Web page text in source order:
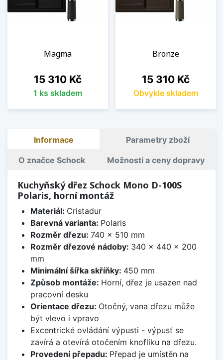
Magma
Cena
15 310 Kč
1 ks skladem
Bronze
Cena
15 310 Kč
Obvykle skladem
Informace Parametry zboží
O značce Schock Možnosti a ceny dopravy
Kuchyňský dřez Schock Mono D-100S
Polaris, horní montáž
Materiál: Cristadur
Barevná varianta: Polaris
Rozměr dřezu: 740 x 510 mm
Rozměr dřezové nádoby: 340 x 440 x 200
mm
Minimální šířka skříňky: 450 mm
Způsob montáže: Horní, dřez je usazen nad
pracovní desku
Orientace dřezu: Otočný, vana dřezu může
být vlevo i vpravo
Excentrické ovládání výpusti - výpusť se
zavírá a otevírá otočením knoflíku na dřezu.
Provedení přepadu: Přepad je umístěn na